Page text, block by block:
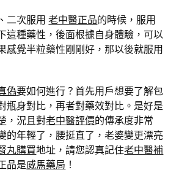
二次服用老中醫正品的時候，服用
這種藥性，後面根據自身體驗，可以
感覺半粒藥性剛剛好，那以後就服用
偽要如何進行？首先用戶想要了解包
瓶身對比，再者對藥效對比。是好是
，況且對老中醫評價的傳承度非常
的年輕了，腰挺直了，老婆變更漂亮
丸購買地址，請您認真記住老中醫補
品是威馬藥局 ！